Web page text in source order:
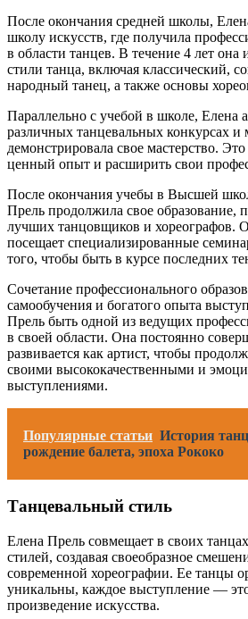
После окончания средней школы,
школу искусств, где получила
в области танцев. В течение 4 лет она
стили танца, включая классический,
народный танец, а также основы
Параллельно с учебой в школе, Елена
различных танцевальных конкурсах и
демонстрировала свое мастерство.
ценный опыт и расширить свои
После окончания учебы в Высшей
Прель продолжила свое образование,
лучших танцовщиков и хореографов.
посещает специализированные
того, чтобы быть в курсе последних
Сочетание профессионального
самообучения и богатого опыта
Прель быть одной из ведущих
в своей области. Она постоянно
развивается как артист, чтобы
своими высококачественными и
выступлениями.
Популярные статьи История
рождение балета, эпоха Рококо
Танцевальный стиль
Елена Прель совмещает в своих
стилей, создавая своеобразное
современной хореографии. Ее танцы
уникальны, каждое выступление —
произведение искусства.